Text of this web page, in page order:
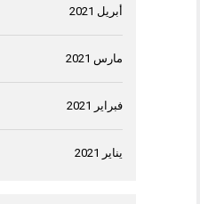
أبريل 2021
مارس 2021
فبراير 2021
يناير 2021